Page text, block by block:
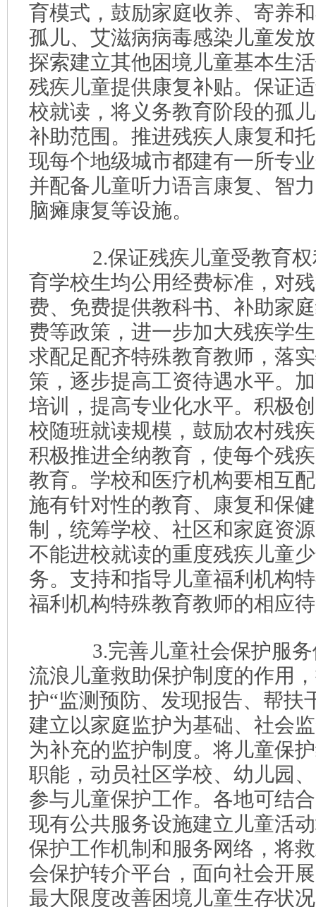
育模式，鼓励家庭收养、寄养
孤儿、艾滋病病毒感染儿童发
探索建立其他困境儿童基本生
残疾儿童提供康复补贴。保证
校就读，将义务教育阶段的孤
补助范围。推进残疾人康复和
现每个地级城市都建有一所专
并配备儿童听力语言康复、智
脑瘫康复等设施。
2.保证残疾儿童受教育权
育学校生均公用经费标准，对
费、免费提供教科书、补助家
费等政策，进一步加大残疾学
求配足配齐特殊教育教师，落
策，逐步提高工资待遇水平。
培训，提高专业化水平。积极
校随班就读规模，鼓励农村残
积极推进全纳教育，使每个残
教育。学校和医疗机构要相互
施有针对性的教育、康复和保
制，统筹学校、社区和家庭资
不能进校就读的重度残疾儿童
务。支持和指导儿童福利机构
福利机构特殊教育教师的相应
3.完善儿童社会保护服务
流浪儿童救助保护制度的作用
护“监测预防、发现报告、帮扶
建立以家庭监护为基础、社会
为补充的监护制度。将儿童保
职能，动员社区学校、幼儿园
参与儿童保护工作。各地可结
现有公共服务设施建立儿童活
保护工作机制和服务网络，将
会保护转介平台，面向社会开
最大限度改善困境儿童生存状